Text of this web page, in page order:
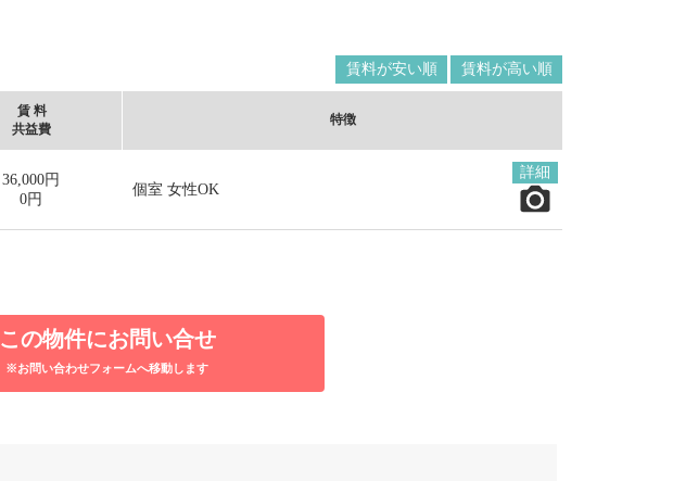
賃料が安い順 賃料が高い順
賃 料
共益費
特徴
36,000円
0円
個室 女性OK
詳細
この物件にお問い合せ
※お問い合わせフォームへ移動します